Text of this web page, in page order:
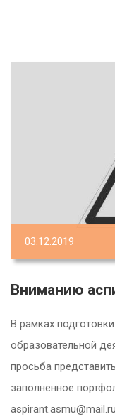
03.12.2019
Вниманию
В рамках
образовательной
просьба
заполненное